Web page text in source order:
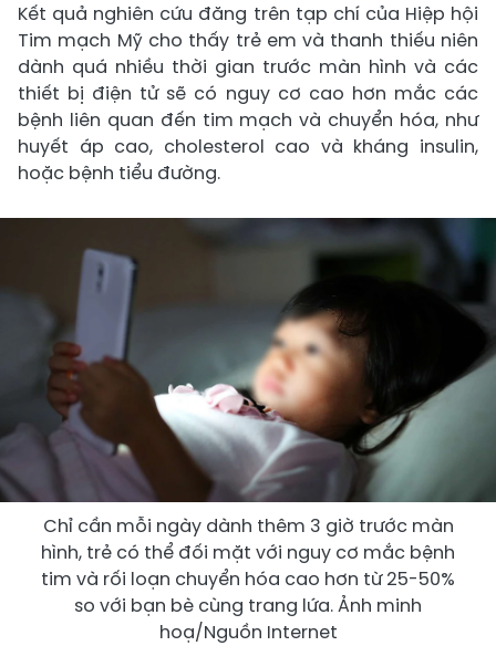
Kết quả nghiên cứu đăng trên tạp chí của Hiệp hội
Tim mạch Mỹ cho thấy trẻ em và thanh thiếu niên
dành quá nhiều thời gian trước màn hình và các
thiết bị điện tử sẽ có nguy cơ cao hơn mắc các
bệnh liên quan đến tim mạch và chuyển hóa, như
huyết áp cao, cholesterol cao và kháng insulin,
hoặc bệnh tiểu đường.
Chỉ cần mỗi ngày dành thêm 3 giờ trước màn
hình, trẻ có thể đối mặt với nguy cơ mắc bệnh
tim và rối loạn chuyển hóa cao hơn từ 25-50%
so với bạn bè cùng trang lứa. Ảnh minh
hoạ/Nguồn Internet